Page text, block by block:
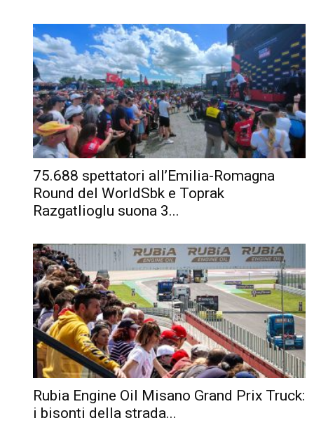
75.688 spettatori all’Emilia-Romagna
Round del WorldSbk e Toprak
Razgatlioglu suona 3...
Rubia Engine Oil Misano Grand Prix Truck:
i bisonti della strada...